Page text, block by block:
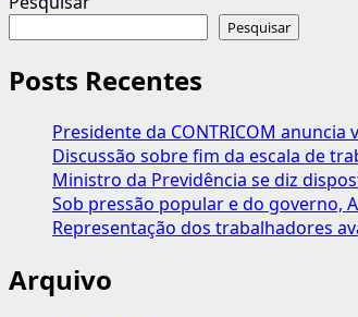
à
Câmara
a
campanha
Abril
Verde,
de
prevenção
acidentes
Pesquisar
Posts Recentes
Presidente da CONTRICOM
Discussão sobre fim da escala de
Ministro da Previdência se diz
Sob pressão popular e do governo,
Representação dos trabalhadores
Arquivo